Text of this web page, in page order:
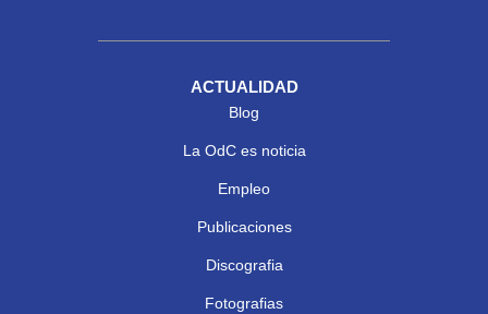
ACTUALIDAD
Blog
La OdC es noticia
Empleo
Publicaciones
Discografia
Fotografias